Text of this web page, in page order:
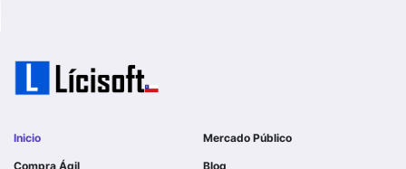
I MUNICIPALIDAD DE GORBEA
I MUNICIPALIDAD DE NINHUE
Region Del Biobio
Inicio Mercado Público
Compra Ágil Blog